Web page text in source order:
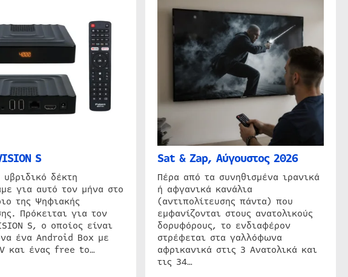
S
δέκτη
για αυτό τον μήνα στο
της Ψηφιακής
Πρόκειται για τον
S, ο οποίος είναι
ένα Android Box με
και ένας free to…
Sat & Zap, Αύγουστος 2026
Πέρα από τα συνηθισμένα ιρανικά
ή αφγανικά κανάλια
(αντιπολίτευσης πάντα) που
εμφανίζονται στους ανατολικούς
δορυφόρους, το ενδιαφέρον
στρέφεται στα γαλλόφωνα
αφρικανικά στις 3 Ανατολικά και
τις 34…